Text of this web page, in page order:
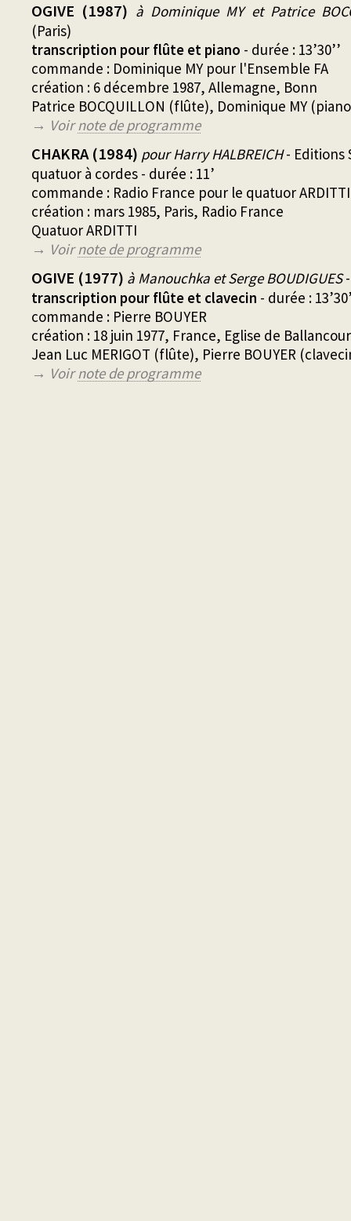
OGIVE (1987) à Dominique MY et Patrice
(Paris)
transcription pour flûte et piano - durée : 13’30’’
commande : Dominique MY pour l'Ensemble FA
création : 6 décembre 1987, Allemagne, Bonn
Patrice BOCQUILLON (flûte), Dominique MY
→ Voirnote de programme
CHAKRA (1984) pour Harry HALBREICH- Editions
quatuor à cordes - durée : 11’
commande : Radio France pour le quatuor ARDITTI
création : mars 1985, Paris, Radio France
Quatuor ARDITTI
→ Voirnote de programme
OGIVE (1977) à Manouchka et Serge BOUDIGUES-
transcription pour flûte et clavecin - durée :
commande : Pierre BOUYER
création : 18 juin 1977, France, Eglise de
Jean Luc MERIGOT (flûte), Pierre BOUYER
→ Voirnote de programme